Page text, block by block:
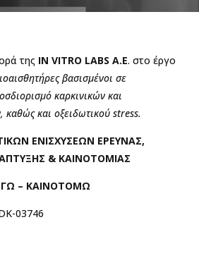
της IN VITRO LABS Α.Ε. στο έργο
βασισμένοι σε
καρκινικών και
καθώς και οξειδωτικού stress.
ΕΝΙΣΧΥΣΕΩΝ ΕΡΕΥΝΑΣ,
& ΚΑΙΝΟΤΟΜΙΑΣ
– ΚΑΙΝΟΤΟΜΩ
03746